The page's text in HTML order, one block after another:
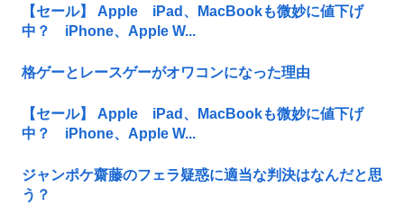
【セール】 Apple iPad、MacBookも微妙に値下げ
中？ iPhone、Apple W...
格ゲーとレースゲーがオワコンになった理由
【セール】 Apple iPad、MacBookも微妙に値下げ
中？ iPhone、Apple W...
ジャンポケ齋藤のフェラ疑惑に適当な判決はなんだと思
う？